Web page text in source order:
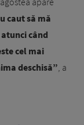
caut să mă
când
cel mai
deschisă” , a